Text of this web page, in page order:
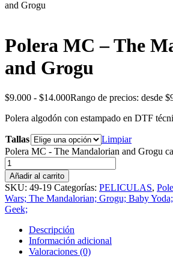
and Grogu
Polera MC – The
and Grogu
$9.000 - $14.000Rango de precios: desde
Polera algodón con estampado en DTF
Tallas
Limpiar
Polera MC - The Mandalorian and Grogu
Añadir al carrito
SKU: 49-19 Categorías: PELICULAS,
Wars; The Mandalorian; Grogu; Baby
Geek;
Descripción
Información adicional
Valoraciones (0)